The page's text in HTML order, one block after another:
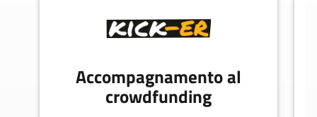
Accompagnamento al
crowdfunding